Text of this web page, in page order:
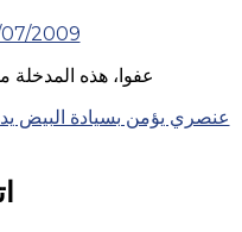
07/2009
عفوا، هذه
Posts
عنصري يؤمن بسيادة البيض